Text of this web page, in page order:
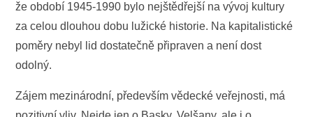
že období 1945-1990 bylo nejštědřejší na vývoj kultury
za celou dlouhou dobu lužické historie. Na kapitalistické
poměry nebyl lid dostatečně připraven a není dost
odolný.
Zájem mezinárodní, především vědecké veřejnosti, má